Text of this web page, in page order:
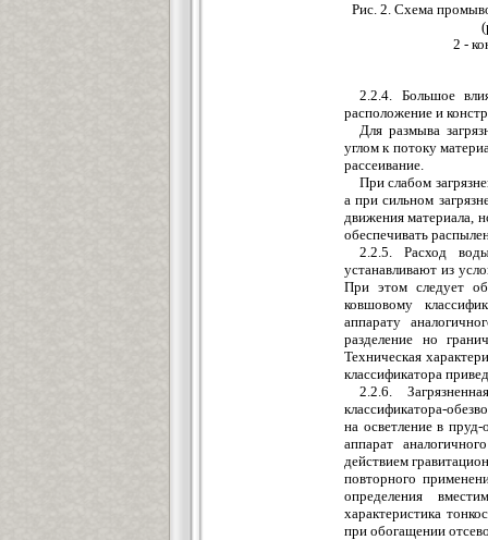
Рис. 2. Схема
2 -
2.2.4. Большое
расположение и
Для размыва
углом к потоку
рассеивание.
При слабом
а при сильном
движения материала,
обеспечивать
2.2.5. Расход
устанавливают из
При этом следует
ковшовому
аппарату
разделение но
Техническая
классификатора
2.2.6.
классификатора-
на осветление в пруд-
аппарат
действием
повторного
определения
характеристика
при обогащении